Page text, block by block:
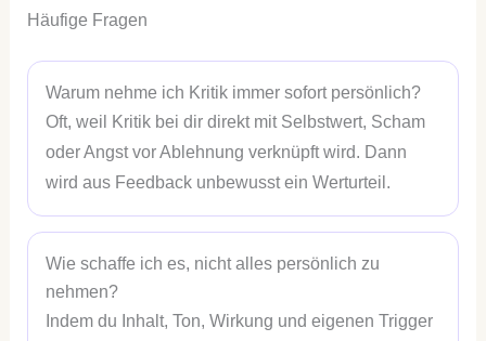
Häufige Fragen
Warum nehme ich Kritik immer sofort persönlich?
Oft, weil Kritik bei dir direkt mit Selbstwert, Scham
oder Angst vor Ablehnung verknüpft wird. Dann
wird aus Feedback unbewusst ein Werturteil.
Wie schaffe ich es, nicht alles persönlich zu
nehmen?
Indem du Inhalt, Ton, Wirkung und eigenen Trigger